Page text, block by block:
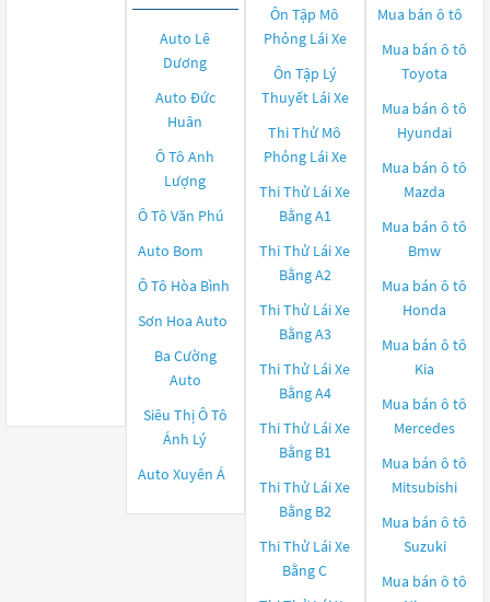
Auto Lê
Dương
Auto Đức
Huân
Ô Tô Anh
Lượng
Ô Tô Văn Phú
Auto Bom
Ô Tô Hòa Bình
Sơn Hoa Auto
Ba Cường
Auto
Siêu Thị Ô Tô
Ánh Lý
Auto Xuyên Á
Ôn Tập Mô
Phỏng Lái Xe
Ôn Tập Lý
Thuyết Lái Xe
Thi Thử Mô
Phỏng Lái Xe
Thi Thử Lái Xe
Bằng A1
Thi Thử Lái Xe
Bằng A2
Thi Thử Lái Xe
Bằng A3
Thi Thử Lái Xe
Bằng A4
Thi Thử Lái Xe
Bằng B1
Thi Thử Lái Xe
Bằng B2
Thi Thử Lái Xe
Bằng C
Mua bán ô tô
Mua bán ô tô
Toyota
Mua bán ô tô
Hyundai
Mua bán ô tô
Mazda
Mua bán ô tô
Bmw
Mua bán ô tô
Honda
Mua bán ô tô
Kia
Mua bán ô tô
Mercedes
Mua bán ô tô
Mitsubishi
Mua bán ô tô
Suzuki
Mua bán ô tô